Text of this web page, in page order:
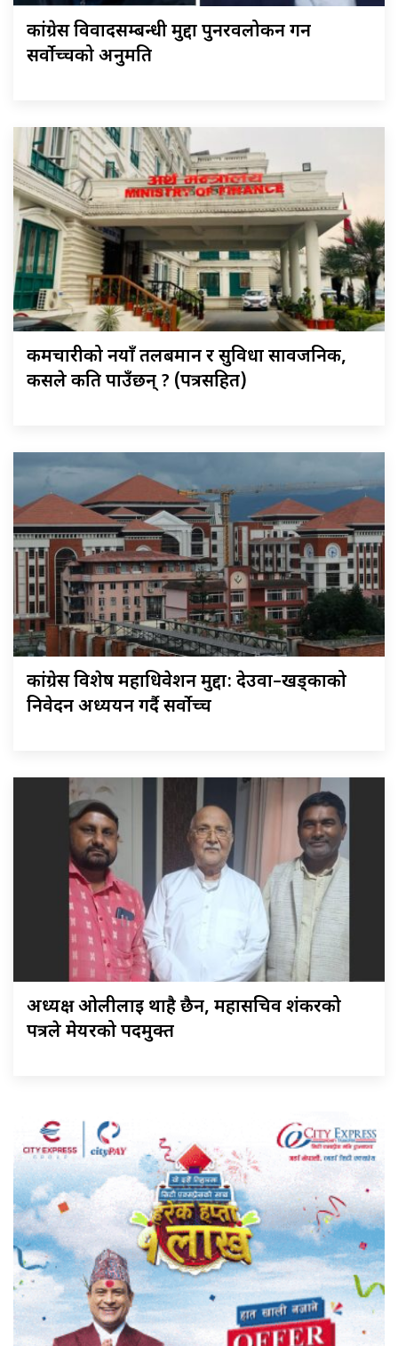
कांग्रेस विवादसम्बन्धी मुद्दा पुनरवलोकन गर्न
सर्वोच्चको अनुमति
कर्मचारीको नयाँ तलबमान र सुविधा सार्वजनिक,
कसले कति पाउँछन् ? (पत्रसहित)
कांग्रेस विशेष महाधिवेशन मुद्दा: देउवा–खड्काको
निवेदन अध्ययन गर्दै सर्वोच्च
अध्यक्ष ओलीलाई थाहै छैन, महासचिव शंकरको
पत्रले मेयरको पदमुक्त